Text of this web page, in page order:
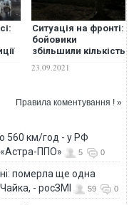
Ситуація на фронті:
бойовики
збільшили кількість
військових
23.09.2021
Правила коментування ! »
560 км/год - у РФ
ППО»
5 0
померла ще одна
- росЗМІ
59 0